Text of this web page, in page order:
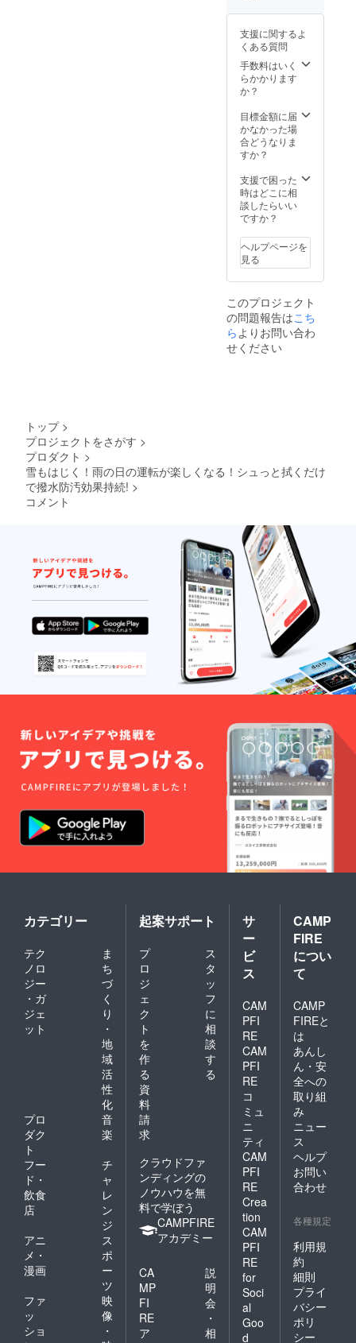
す。ディーラー
ると5~7万円は
するかと思いま
この商品を日本
で多くの方に広
め、量産できれ
ば、価格も下げ
う。
非、Gsprayを
お試し頂き、感
頂けると幸いで
す。
応援よろしくお
願いします。
Gsprayがイチ
オシな点
レーして拭くだ
（乾燥に何時間
も待たなくてよ
い）
〇100mlの内容
量なので、軽く
で持ちやすく女
性でも簡単に施
工可能。
〇1回の使用量
はわずか5〜
10mlなので（中
型セダン車基
準）フロントガ
ラスのみの施工
であれば10～20
回分/本分もあ
ります。ガラス
面全体利用であ
れば4~6回分/本
です。
〇撥雪、撥水、
のでご
了承く
ださ
い。 〇
デザイ
ン仕様
場合も
ありま
すので
い。
細〉 ・
Spray
（100m
l）× ２
本 ・
Mfam自
オル×
１枚
【Mfam
自社製
につい
て】 〇
カラー
の選択
ません
のでご
了承く
ださ
デザイ
ン仕様
が多少
変わる
場合も
支援に関するよ
くある質問
手数料はいく
らかかります
か？
目標金額に届
かなかった場
合どうなりま
すか？
支援で困った
時はどこに相
談したらいい
ですか？
ヘルプページを
見る
このプロジェクト
の問題報告はこち
ら よりお問い合わ
せください
トップ >
プロジェクトをさがす >
プロダクト >
雪もはじく！雨の日の運転が楽しくなる！シュっと拭くだけ
で撥水防汚効果持続! >
コメント
カテゴリー
テク
ノロ
ジー
・ガ
ジェ
ット
ま
ち
づ
く
り
・
地
域
活
性
化
プロ
ダク
ト
音
楽
フー
ド・
飲食
店
チ
ャ
レ
ン
ジ
アニ
メ・
漫画
ス
ポ
ー
ツ
ファ
ッ
ショ
映
像
・
起案サポート
プ
ロ
ジ
ェ
ク
ト
を
作
る
ス
タ
ッ
フ
に
相
談
す
る
資
料
請
求
クラウドファ
ンディングの
ノウハウを無
料で学ぼう
CAMPFIRE
アカデミー
CA
MP
FI
RE
ア
説
明
会
・
相
サ
ー
ビ
ス
CAM
PFI
RE
CAM
PFI
RE
コ
ミュ
ニ
ティ
CAM
PFI
RE
Crea
tion
CAM
PFI
RE
for
Soci
al
Goo
d
CAMP
FIRE
につい
て
CAMP
FIREと
は
あんし
ん・安
全への
取り組
み
ニュー
ス
ヘルプ
お問い
合わせ
各種規定
利用規
約
細則
プライ
バシー
ポリ
シー